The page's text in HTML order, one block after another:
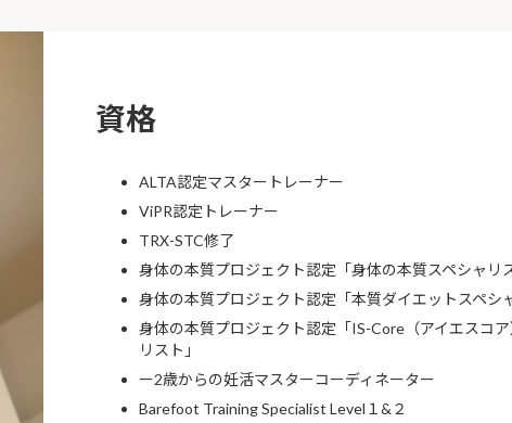
資格
ALTA認定マスタートレーナー
ViPR認定トレーナー
TRX-STC修了
身体の本質プロジェクト認定「身体の本質スペシャリ
身体の本質プロジェクト認定「本質ダイエットスペシ
身体の本質プロジェクト認定「IS-Core（アイエスコア
リスト」
ー2歳からの妊活マスターコーディネーター
Barefoot Training Specialist Level１&２